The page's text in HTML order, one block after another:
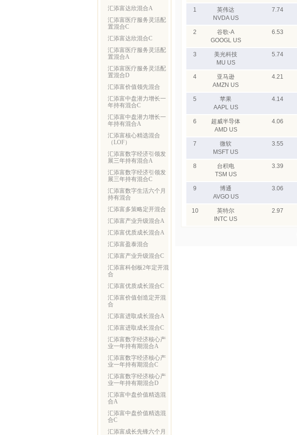
汇添富达欣混合A
汇添富医疗服务灵活配
置混合C
汇添富达欣混合C
汇添富医疗服务灵活配
置混合A
汇添富医疗服务灵活配
置混合D
汇添富价值领先混合
汇添富中盘潜力增长一
年持有混合C
汇添富中盘潜力增长一
年持有混合A
汇添富核心精选混合
（LOF）
汇添富数字经济引领发
展三年持有混合A
汇添富数字经济引领发
展三年持有混合C
汇添富数字生活六个月
持有混合
汇添富多策略定开混合
汇添富产业升级混合A
汇添富优质成长混合A
汇添富盈泰混合
汇添富产业升级混合C
汇添富科创板2年定开混
合
汇添富优质成长混合C
汇添富价值创造定开混
合
汇添富进取成长混合A
汇添富进取成长混合C
汇添富数字经济核心产
业一年持有期混合A
汇添富数字经济核心产
业一年持有期混合C
汇添富数字经济核心产
业一年持有期混合D
汇添富中盘价值精选混
合A
汇添富中盘价值精选混
合C
汇添富成长先锋六个月
1
英伟达
NVDA US
7.74
2
谷歌-A
GOOGL US
6.53
3
美光科技
MU US
5.74
4
亚马逊
AMZN US
4.21
5
苹果
AAPL US
4.14
6
超威半导体
AMD US
4.06
7
微软
MSFT US
3.55
8
台积电
TSM US
3.39
9
博通
AVGO US
3.06
10
英特尔
INTC US
2.97